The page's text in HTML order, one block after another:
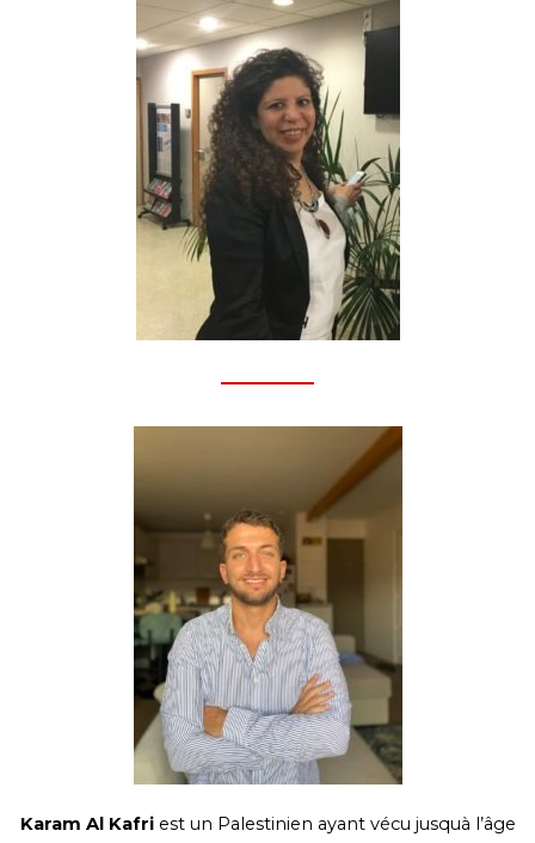
Karam Al Kafri est un Palestinien ayant vécu jusquà l’âge